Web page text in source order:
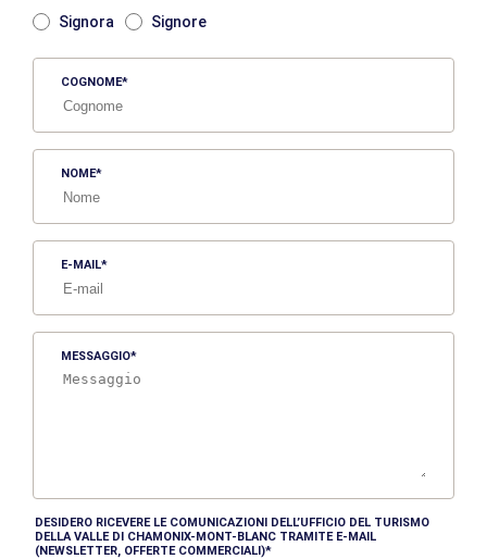
Signora Signore
COGNOME
NOME
E-MAIL
MESSAGGIO
DESIDERO RICEVERE LE COMUNICAZIONI DELL’UFFICIO DEL TURISMO
DELLA VALLE DI CHAMONIX-MONT-BLANC TRAMITE E-MAIL
(NEWSLETTER, OFFERTE COMMERCIALI)